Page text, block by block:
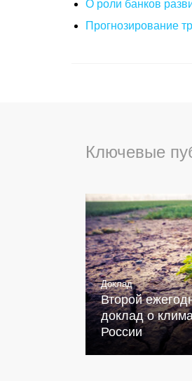
О роли банков
Прогнозирование
Ключевые
Доклад
Второй
доклад о
России